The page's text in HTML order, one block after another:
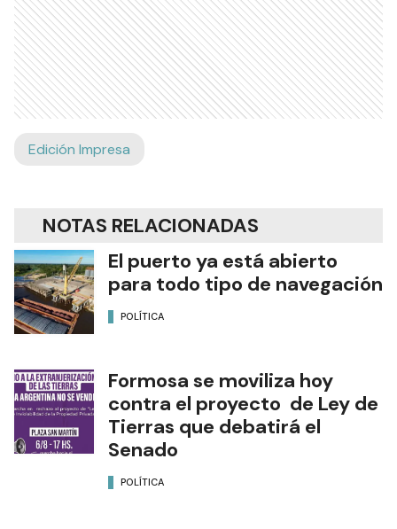
Edición Impresa
NOTAS RELACIONADAS
El puerto ya está abierto
para todo tipo de navegación
POLÍTICA
Formosa se moviliza hoy
contra el proyecto de Ley de
Tierras que debatirá el
Senado
POLÍTICA